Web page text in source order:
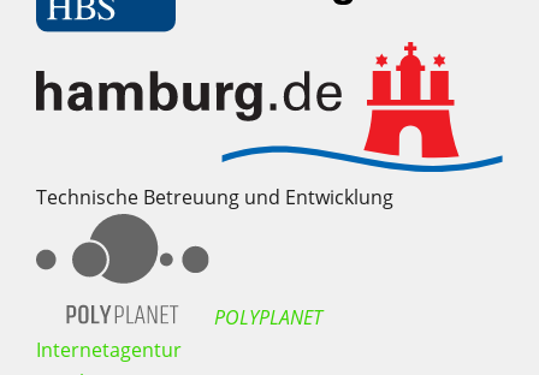
Technische Betreuung und Entwicklung
POLYPLANET
Internetagentur